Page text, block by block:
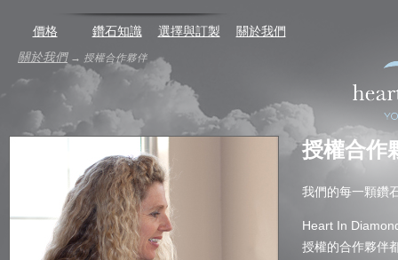
價格 鑽石知識 選擇與訂製
關於我們
關於我們→ 授權合作夥伴
授權合作
我們的每一顆鑽
Heart In
授權的合作夥伴